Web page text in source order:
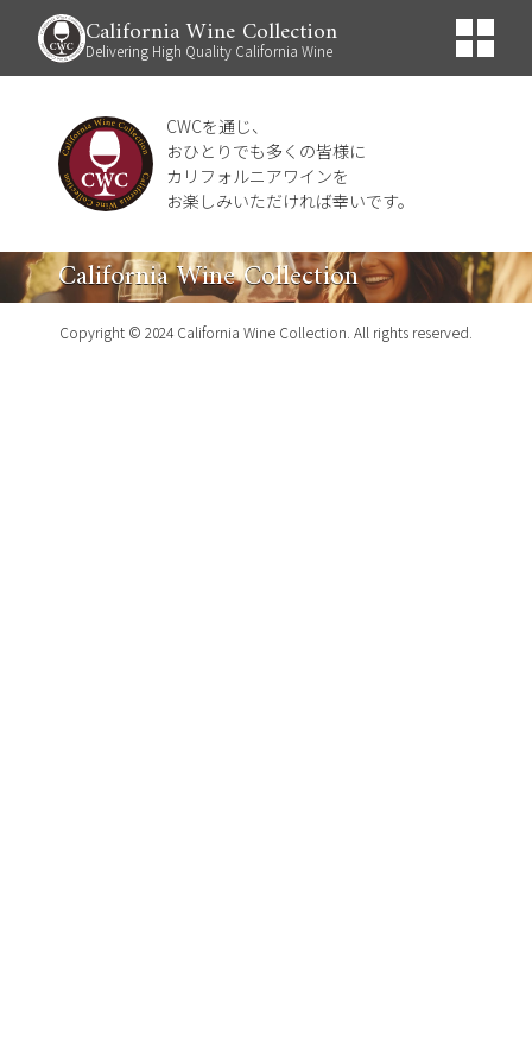
California Wine Collection
Delivering High Quality California Wine
CWCを通じ、
おひとりでも多くの皆様に
カリフォルニアワインを
お楽しみいただければ幸いです。
California Wine Collection
Copyright © 2024 California Wine Collection. All rights reserved.